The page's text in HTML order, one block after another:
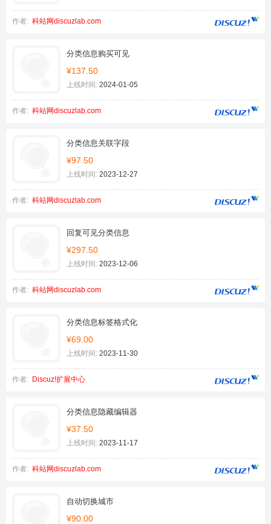
作者: 科站网discuzlab.com
分类信息购买可见
¥137.50
上线时间: 2024-01-05
作者: 科站网discuzlab.com
分类信息关联字段
¥97.50
上线时间: 2023-12-27
作者: 科站网discuzlab.com
回复可见分类信息
¥297.50
上线时间: 2023-12-06
作者: 科站网discuzlab.com
分类信息标签格式化
¥69.00
上线时间: 2023-11-30
作者: Discuz!扩展中心
分类信息隐藏编辑器
¥37.50
上线时间: 2023-11-17
作者: 科站网discuzlab.com
自动切换城市
¥90.00